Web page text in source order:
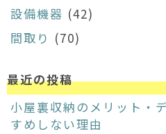
設備機器 (42)
間取り (70)
最近の投稿
小屋裏収納のメリット・
すめしない理由